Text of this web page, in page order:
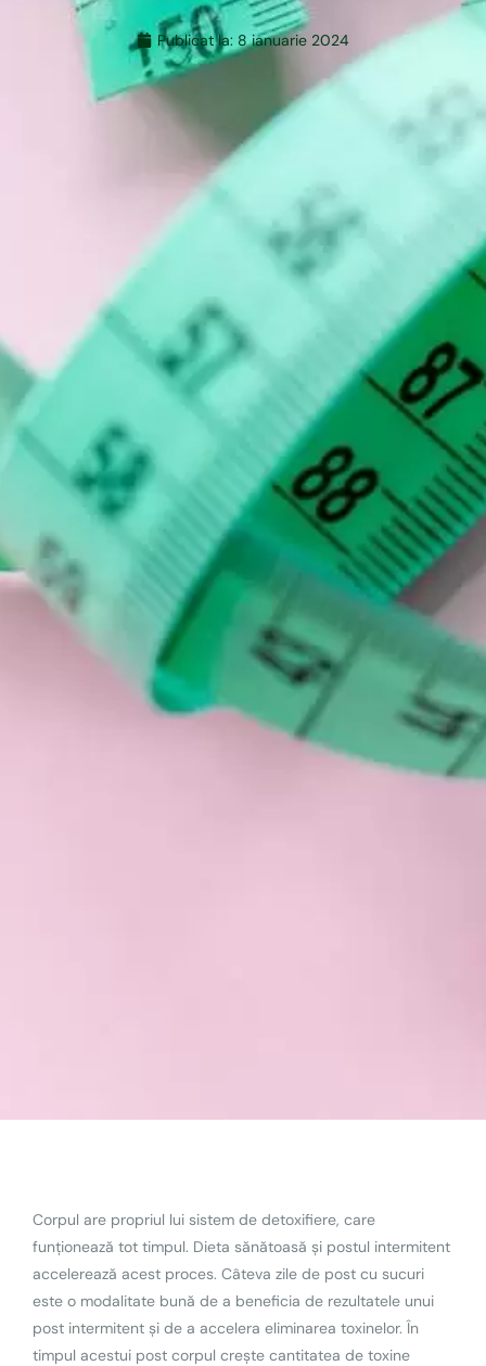
Publicat la: 8 ianuarie 2024
Corpul are propriul lui sistem de detoxifiere, care
funționează tot timpul. Dieta sănătoasă și postul intermitent
accelerează acest proces. Câteva zile de post cu sucuri
este o modalitate bună de a beneficia de rezultatele unui
post intermitent și de a accelera eliminarea toxinelor. În
timpul acestui post corpul crește cantitatea de toxine